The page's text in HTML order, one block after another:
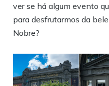
ver se há algum evento
para desfrutarmos da
Nobre?